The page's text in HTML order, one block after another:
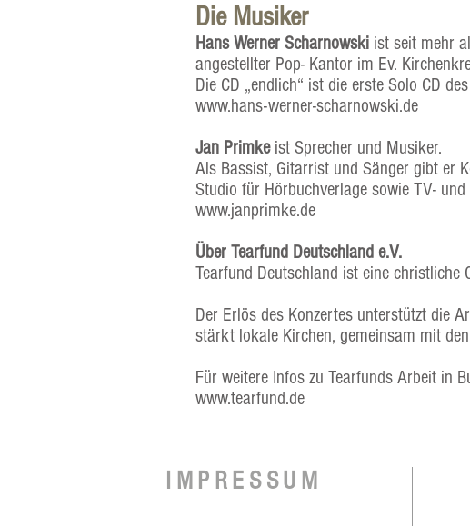
Die Musiker
Hans Werner Scharnowski ist seit mehr
angestellter Pop- Kantor im Ev.
Die CD „endlich“ ist die erste Solo CD
www.hans-werner-scharnowski.de
Jan Primkeist Sprecher und Musiker.
Als Bassist, Gitarrist und Sänger gibt er
Studio für Hörbuchverlage sowie TV-
www.janprimke.de
Über Tearfund Deutschland e.V.
Tearfund Deutschland ist eine
Der Erlös des Konzertes unterstützt die
stärkt lokale Kirchen, gemeinsam mit
Für weitere Infos zu Tearfunds Arbeit in
www.tearfund.de
IMPRESSUM